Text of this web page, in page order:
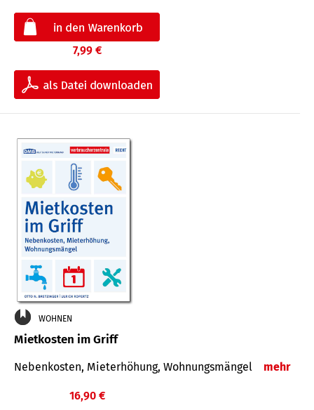
7,99 €
WOHNEN
Mietkosten im Griff
Nebenkosten, Mieterhöhung, Wohnungsmängel mehr
16,90 €